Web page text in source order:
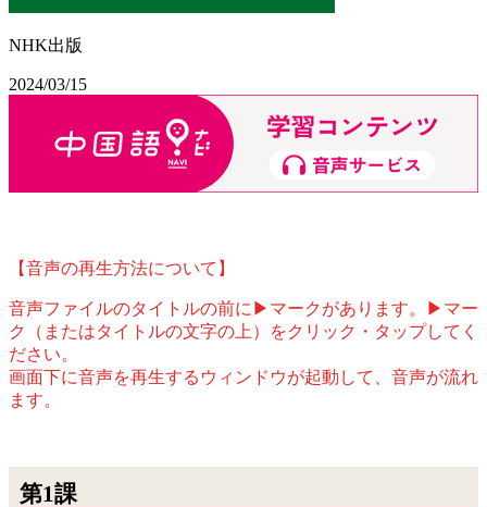
NHK出版
2024/03/15
【音声の再生方法について】
音声ファイルのタイトルの前に▶マークがあります。▶マー
ク（またはタイトルの文字の上）をクリック・タップしてく
ださい。
画面下に音声を再生するウィンドウが起動して、音声が流れ
ます。
第1課